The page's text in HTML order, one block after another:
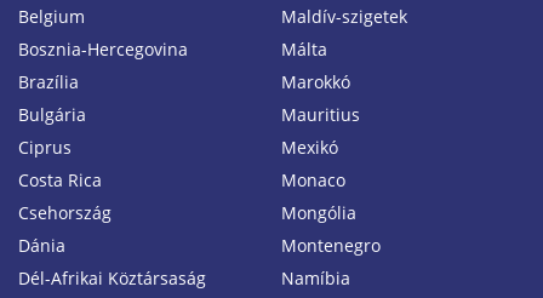
Belgium
Bosznia-Hercegovina
Brazília
Bulgária
Ciprus
Costa Rica
Csehország
Dánia
Dél-Afrikai Köztársaság
Maldív-szigetek
Málta
Marokkó
Mauritius
Mexikó
Monaco
Mongólia
Montenegro
Namíbia